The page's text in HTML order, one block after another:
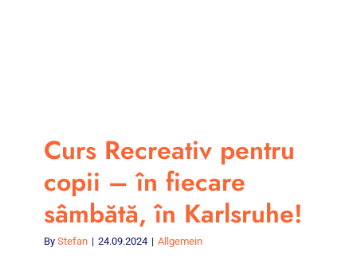
Curs Recreativ pentru
copii – în fiecare
sâmbătă, în Karlsruhe!
By Stefan | 24.09.2024 | Allgemein